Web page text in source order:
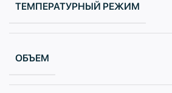
ТЕМПЕРАТУРНЫЙ РЕЖИМ
ОБЪЕМ